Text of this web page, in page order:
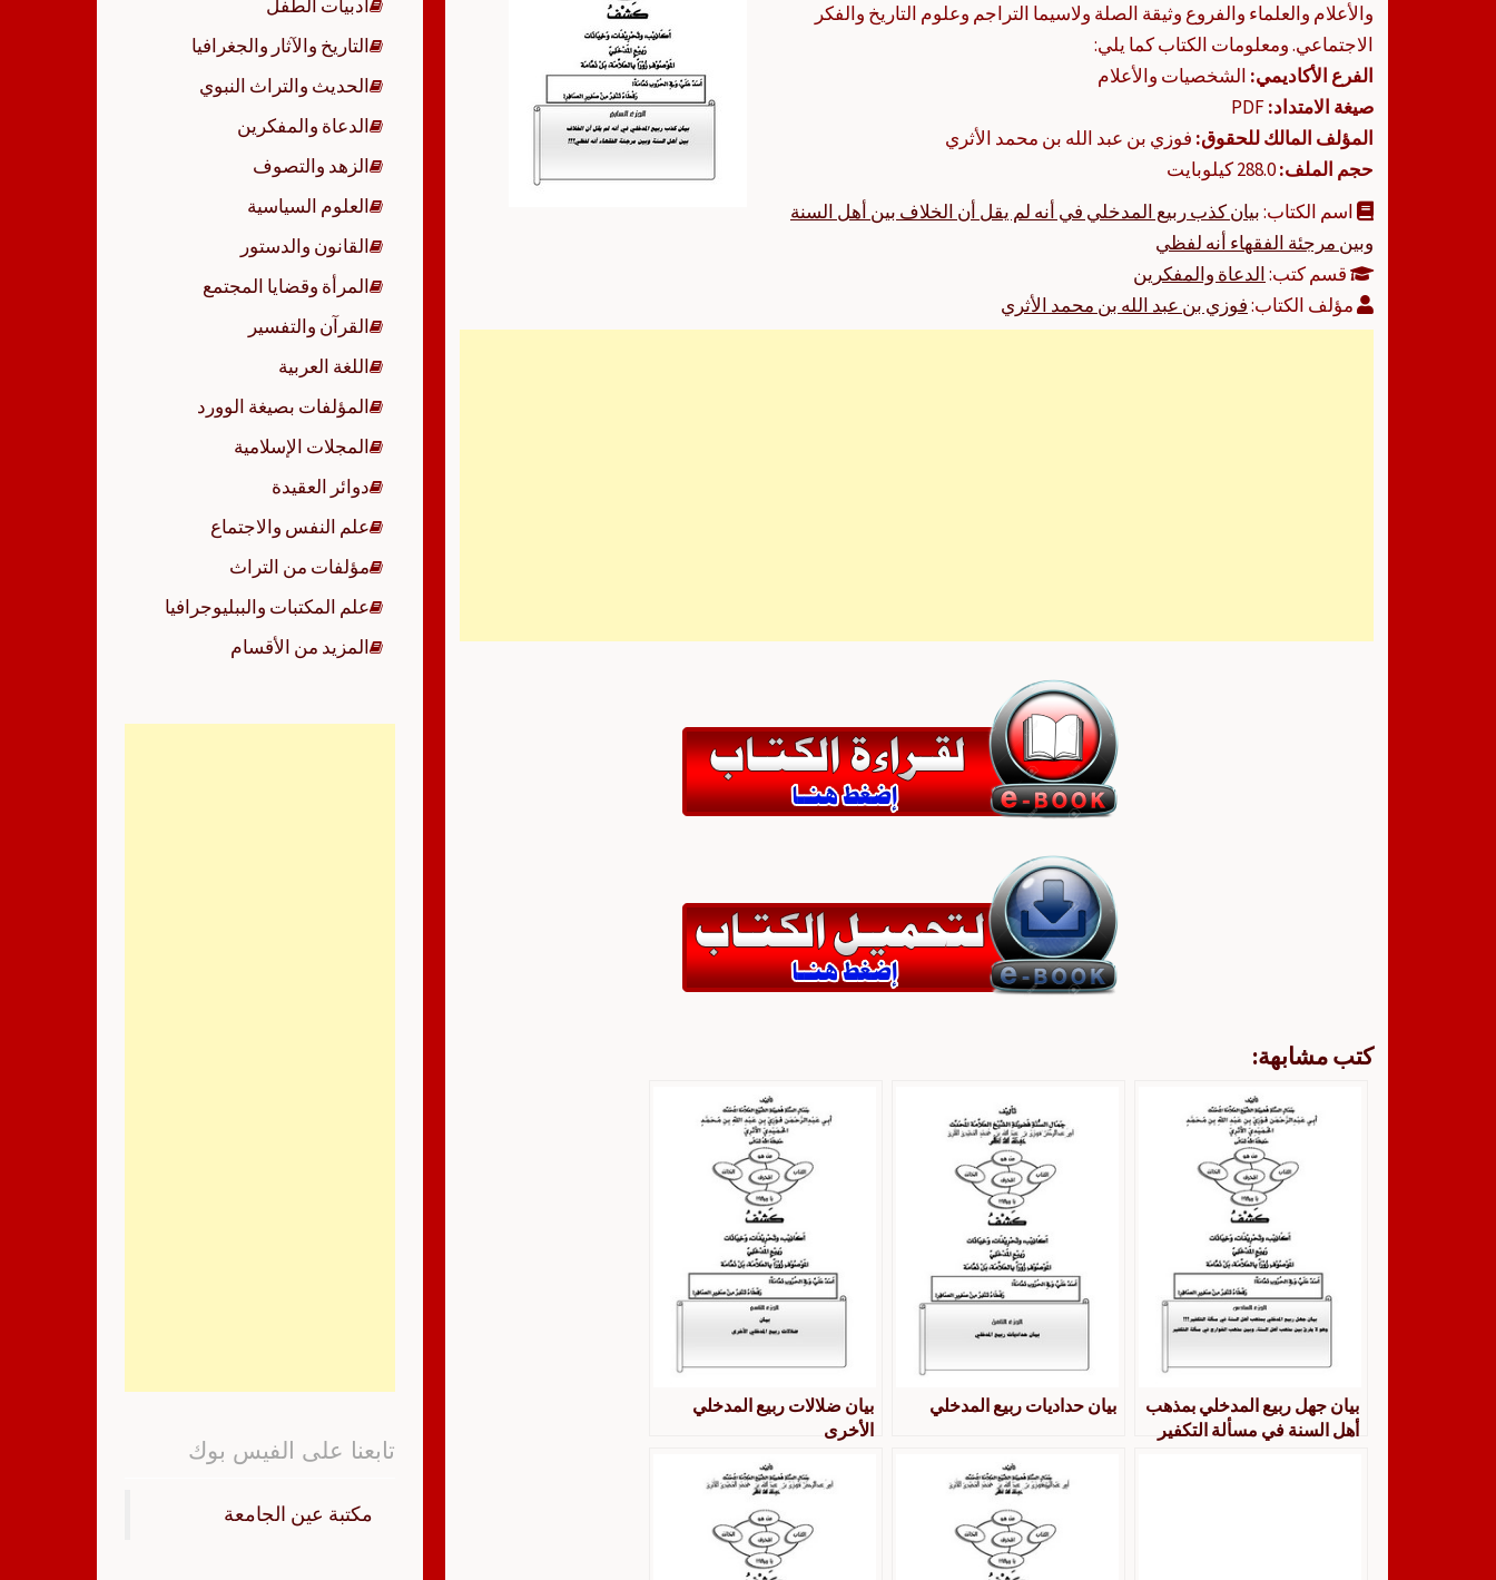
والأعلام والعلماء والفروع وثيقة الصلة ولاسيما التراجم وعلوم التاريخ والفكر
الاجتماعي. ومعلومات الكتاب كما يلي:
الفرع الأكاديمي: الشخصيات والأعلام
صيغة الامتداد:
المؤلف المالك للحقوق: فوزي بن عبد الله بن محمد الأثري
حجم الملف:288.0 كيلوبايت
اسم الكتاب:بيان كذب ربيع المدخلي في أنه لم يقل أن الخلاف بين أهل السنة
وبين مرجئة الفقهاء أنه لفظي
قسم كتب:الدعاة والمفكرين
مؤلف الكتاب:فوزي بن عبد الله بن محمد الأثري
كتب مشابهة:
بيان جهل ربيع المدخلي بمذهب
أهل السنة في مسألة التكفير
بيان حداديات ربيع المدخلي
بيان ضلالات ربيع المدخلي
الأخرى
أدبيات الطفل
التاريخ والآثار والجغرافيا
الحديث والتراث النبوي
الدعاة والمفكرين
الزهد والتصوف
العلوم السياسية
القانون والدستور
المرأة وقضايا المجتمع
القرآن والتفسير
اللغة العربية
المؤلفات بصيغة الوورد
المجلات الإسلامية
دوائر العقيدة
علم النفس والاجتماع
مؤلفات من التراث
علم المكتبات والببليوجرافيا
المزيد من الأقسام
تابعنا على الفيس بوك
‏مكتبة عين الجامعة‏